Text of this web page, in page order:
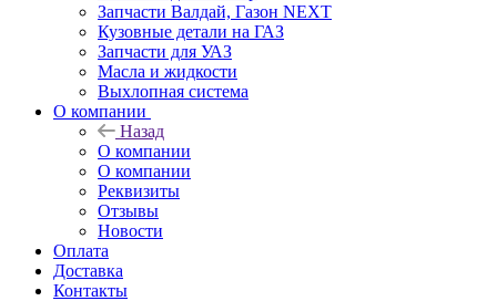
Запчасти Валдай, Газон NEXT
Кузовные детали на ГАЗ
Запчасти для УАЗ
Масла и жидкости
Выхлопная система
О компании
Назад
О компании
О компании
Реквизиты
Отзывы
Новости
Оплата
Доставка
Контакты